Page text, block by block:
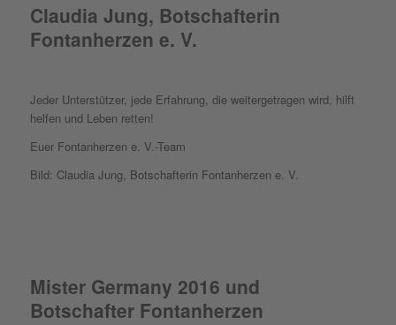
Claudia Jung, Botschafterin
Fontanherzen e. V.
Jeder Unterstützer, jede Erfahrung, die weitergetragen wird, hilft
helfen und Leben retten!
Euer Fontanherzen e. V.-Team
Bild: Claudia Jung, Botschafterin Fontanherzen e. V.
Mister Germany 2016 und
Botschafter Fontanherzen